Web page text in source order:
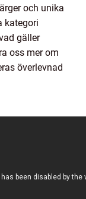
och unika
kategori
gäller
oss mer om
överlevnad